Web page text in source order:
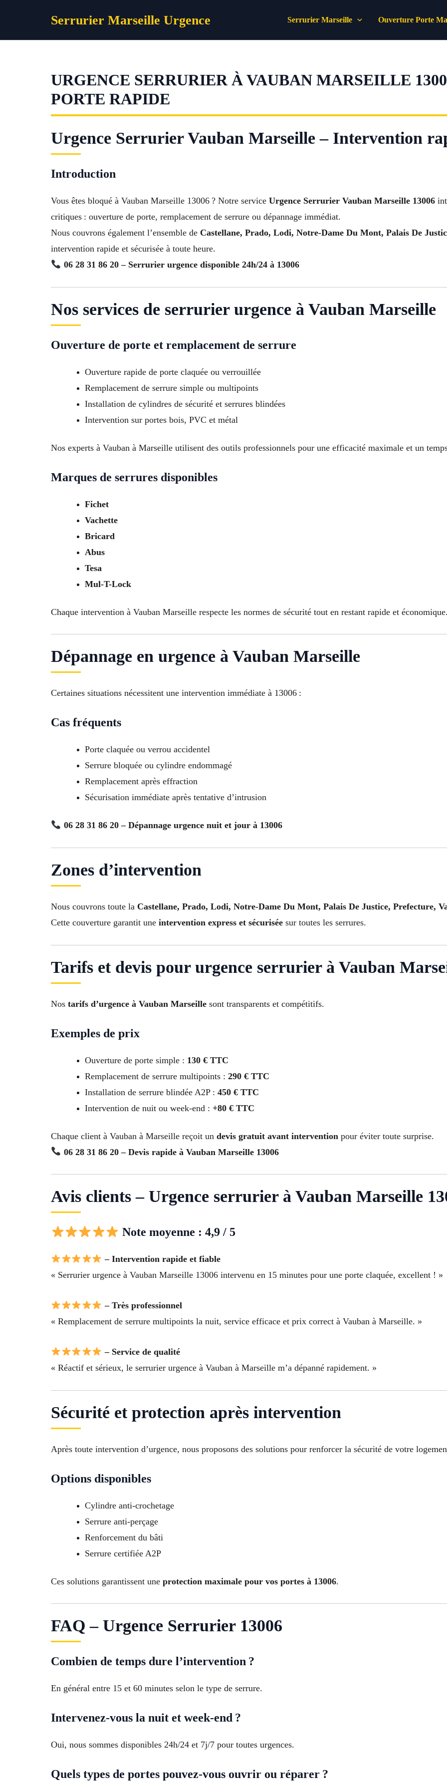
Serrurier Marseille Urgence Serrurier Marseille Ouverture Porte
URGENCE SERRURIER À VAUBAN MARSEILLE
PORTE RAPIDE
Urgence Serrurier Vauban Marseille – Intervention
Introduction
Vous êtes bloqué à Vauban Marseille 13006 ? Notre service Urgence Serrurier Vauban Marseille 13006
critiques : ouverture de porte, remplacement de serrure ou dépannage immédiat.
Nous couvrons également l’ensemble de Castellane, Prado, Lodi, Notre-Dame Du Mont, Palais De
intervention rapide et sécurisée à toute heure.
06 28 31 86 20 – Serrurier urgence disponible 24h/24 à 13006
Nos services de serrurier urgence à Vauban Marseille
Ouverture de porte et remplacement de serrure
Ouverture rapide de porte claquée ou verrouillée
Remplacement de serrure simple ou multipoints
Installation de cylindres de sécurité et serrures blindées
Intervention sur portes bois, PVC et métal
Nos experts à Vauban à Marseille utilisent des outils professionnels pour une efficacité maximale et un
Marques de serrures disponibles
Fichet
Vachette
Bricard
Abus
Tesa
Mul-T-Lock
Chaque intervention à Vauban Marseille respecte les normes de sécurité tout en restant rapide et
Dépannage en urgence à Vauban Marseille
Certaines situations nécessitent une intervention immédiate à 13006 :
Cas fréquents
Porte claquée ou verrou accidentel
Serrure bloquée ou cylindre endommagé
Remplacement après effraction
Sécurisation immédiate après tentative d’intrusion
06 28 31 86 20 – Dépannage urgence nuit et jour à 13006
Zones d’intervention
Nous couvrons toute la Castellane, Prado, Lodi, Notre-Dame Du Mont, Palais De Justice, Prefecture,
Cette couverture garantit une intervention express et sécurisée sur toutes les serrures.
Tarifs et devis pour urgence serrurier à Vauban
Nos tarifs d’urgence à Vauban Marseille sont transparents et compétitifs.
Exemples de prix
Ouverture de porte simple : 130 € TTC
Remplacement de serrure multipoints : 290 € TTC
Installation de serrure blindée A2P : 450 € TTC
Intervention de nuit ou week-end : +80 € TTC
Chaque client à Vauban à Marseille reçoit un devis gratuit avant intervention pour éviter toute surprise.
06 28 31 86 20 – Devis rapide à Vauban Marseille 13006
Avis clients – Urgence serrurier à Vauban Marseille
Note moyenne : 4,9 / 5
– Intervention rapide et fiable
« Serrurier urgence à Vauban Marseille 13006 intervenu en 15 minutes pour une porte claquée, excellent ! »
– Très professionnel
« Remplacement de serrure multipoints la nuit, service efficace et prix correct à Vauban à Marseille. »
– Service de qualité
« Réactif et sérieux, le serrurier urgence à Vauban à Marseille m’a dépanné rapidement. »
Sécurité et protection après intervention
Après toute intervention d’urgence, nous proposons des solutions pour renforcer la sécurité de votre
Options disponibles
Cylindre anti-crochetage
Serrure anti-perçage
Renforcement du bâti
Serrure certifiée A2P
Ces solutions garantissent une protection maximale pour vos portes à 13006.
FAQ – Urgence Serrurier 13006
Combien de temps dure l’intervention ?
En général entre 15 et 60 minutes selon le type de serrure.
Intervenez-vous la nuit et week-end ?
Oui, nous sommes disponibles 24h/24 et 7j/7 pour toutes urgences.
Quels types de portes pouvez-vous ouvrir ou réparer ?